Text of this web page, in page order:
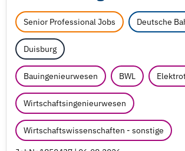
Senior Professional Jobs Deutsche
Duisburg
Bauingenieurwesen BWL
Wirtschaftsingenieurwesen
Wirtschaftswissenschaften - sonstige